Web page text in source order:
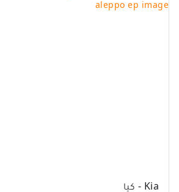
Kia - كيا